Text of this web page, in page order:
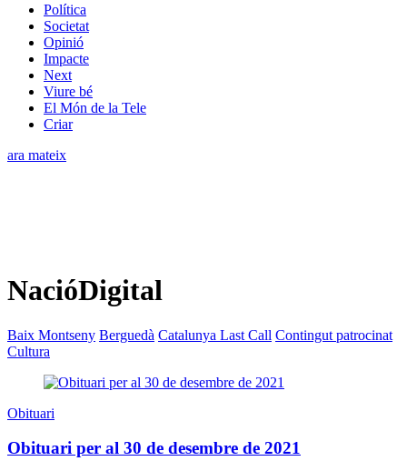
Política
Societat
Opinió
Impacte
Next
Viure bé
El Món de la Tele
Criar
ara mateix
NacióDigital
Baix Montseny Berguedà Catalunya Last Call Contingut patrocinat
Cultura
Obituari
Obituari per al 30 de desembre de 2021